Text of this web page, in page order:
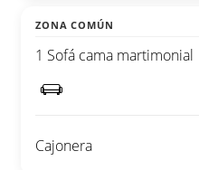
ZONA COMÚN
1 Sofá cama martimonial
Cajonera